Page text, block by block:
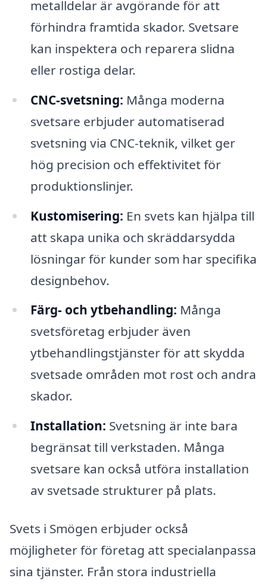
metalldelar är avgörande för att
förhindra framtida skador. Svetsare
kan inspektera och reparera slidna
eller rostiga delar.
CNC-svetsning: Många moderna
svetsare erbjuder automatiserad
svetsning via CNC-teknik, vilket ger
hög precision och effektivitet för
produktionslinjer.
Kustomisering: En svets kan hjälpa till
att skapa unika och skräddarsydda
lösningar för kunder som har specifika
designbehov.
Färg- och ytbehandling: Många
svetsföretag erbjuder även
ytbehandlingstjänster för att skydda
svetsade områden mot rost och andra
skador.
Installation: Svetsning är inte bara
begränsat till verkstaden. Många
svetsare kan också utföra installation
av svetsade strukturer på plats.
Svets i Smögen erbjuder också
möjligheter för företag att specialanpassa
sina tjänster. Från stora industriella